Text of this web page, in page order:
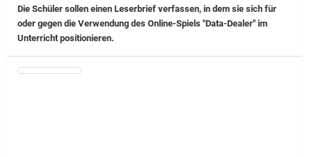
Die Schüler sollen einen Leserbrief verfassen, in dem sie sich für
oder gegen die Verwendung des Online-Spiels "Data-Dealer" im
Unterricht positionieren.